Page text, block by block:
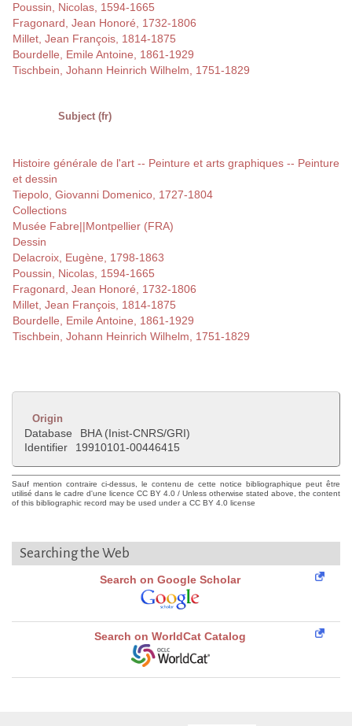
Poussin, Nicolas, 1594-1665
Fragonard, Jean Honoré, 1732-1806
Millet, Jean François, 1814-1875
Bourdelle, Emile Antoine, 1861-1929
Tischbein, Johann Heinrich Wilhelm, 1751-1829
Subject (fr)
Histoire générale de l'art -- Peinture et arts graphiques -- Peinture
et dessin
Tiepolo, Giovanni Domenico, 1727-1804
Collections
Musée Fabre||Montpellier (FRA)
Dessin
Delacroix, Eugène, 1798-1863
Poussin, Nicolas, 1594-1665
Fragonard, Jean Honoré, 1732-1806
Millet, Jean François, 1814-1875
Bourdelle, Emile Antoine, 1861-1929
Tischbein, Johann Heinrich Wilhelm, 1751-1829
Origin
Database
BHA (Inist-CNRS/GRI)
Identifier
19910101-00446415
Sauf mention contraire ci-dessus, le contenu de cette notice bibliographique peut être
utilisé dans le cadre d'une licence CC BY 4.0 / Unless otherwise stated above, the content
of this bibliographic record may be used under a CC BY 4.0 license
Searching the Web
Search on Google Scholar
Search on WorldCat Catalog